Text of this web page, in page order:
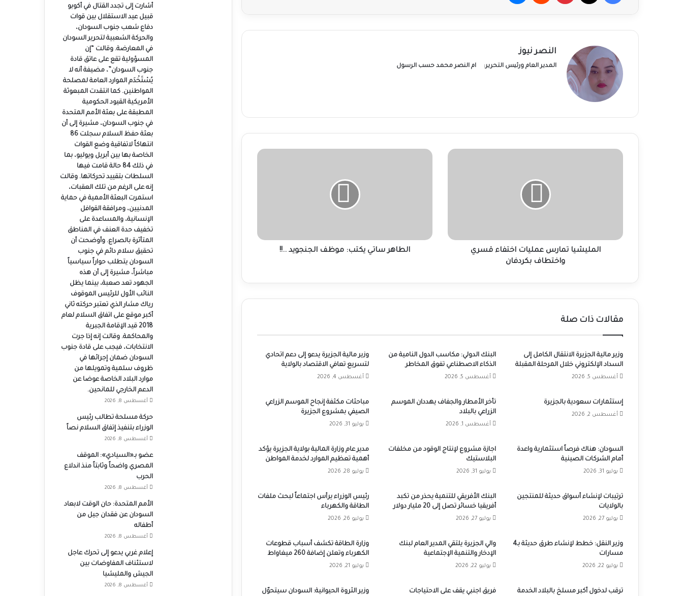
النصر نيوز
المدير العام ورئيس التحرير: ام النصر محمد حسب الرسول
المليشيا
المليشيا تمارس عمليات اختفاء قسري
واختطاف بكردفان
الطاهر
الطاهر ساتي يكتب: موظف الجنجويد ..!!
مقالات ذات صلة
وزير مالية الجزيرة الانتقال الكامل إلى
السداد الإلكتروني خلال المرحلة المقبلة
أغسطس 5, 2026
البنك الدولي: مكاسب الدول النامية من
الذكاء الاصطناعي تفوق المخاطر
أغسطس 5, 2026
وزير مالية الجزيرة يدعو إلى دعم اتحادي
لتسريع تعافي الاقتصاد بالولاية
أغسطس 4, 2026
إستثمارات سعودية بالجزيرة
أغسطس 2, 2026
تأخر الأمطار والجفاف يهددان الموسم
الزراعي بالبلاد
أغسطس 1, 2026
مباحثات مكثفة إنجاح الموسم الزراعي
الصيفي بمشروع الجزيرة
يوليو 31, 2026
السودان: هناك فرصاً استثمارية واعدة
أمام الشركات الصينية
يوليو 31, 2026
اجازة مشروع لإنتاج الوقود من مخلفات
البلاستيك
يوليو 31, 2026
مدير عام وزارة المالية بولاية الجزيرة يؤكد
أهمية تعظيم الموارد لخدمة المواطن
يوليو 28, 2026
ترتيبات لإنشاء أسواق حديثة للمنتجين
بالولايات
يوليو 27, 2026
البنك الأفريقي للتنمية يحذر من تكبد
أفريقيا خسائر تصل إلى 20 مليار دولار
يوليو 27, 2026
رئيس الوزراء يرأس اجتماعاً لبحث ملفات
الطاقة والكهرباء
يوليو 26, 2026
وزير النقل: خطط لإنشاء طرق حديثة بـ4
مسارات
يوليو 22, 2026
والي الجزيرة يلتقي المدير العام لبنك
الإدخار والتنمية الإجتماعية
يوليو 22, 2026
وزارة الطاقة تكشف أسباب قطوعات
الكهرباء وتعلن إضافة 260 ميغاواط
يوليو 21, 2026
ترقب لدخول أكبر مسلخ بالبلاد الخدمة
فريق اجنبي يقف على الاحتياجات
وزير الثروة الحيوانية: السودان سيتحوّل
أشارت إلى تجدد القتال في أكوبو
قبيل عيد الاستقلال بين قوات
دفاع شعب جنوب السودان،
والحركة الشعبية لتحرير السودان
في المعارضة. وقالت “إن
المسؤولية تقع على عاتق قادة
جنوب السودان”، مضيفة أنه لا
يُسْتَخْدَم الموارد العامة لمصلحة
المواطنين. كما انتقدت المبعوثة
الأمريكية القيود الحكومية
المطبقة على بعثة الأمم المتحدة
في جنوب السودان، مشيرة إلى أن
بعثة حفظ السلام سجلت 86
انتهاكاً لاتفاقية وضع القوات
الخاصة بها بين أبريل ويوليو، بما
في ذلك 84 حالة قامت فيها
السلطات بتقييد تحركاتها. وقالت
إنه على الرغم من تلك العقبات،
استمرت البعثة الأممية في حماية
المدنيين، ومرافقة القوافل
الإنسانية، والمساعدة على
تخفيف حدة العنف في المناطق
المتأثرة بالصراع. وأوضحت أن
تحقيق سلام دائم في جنوب
السودان يتطلب حواراً سياسياً
مباشراً، مشيرة إلى أن هذه
الجهود تعد صعبة، بينما يظل
النائب الأول للرئيس الموقوف
رياك مشار الذي تعتبر حركته ثاني
أكبر موقع على اتفاق السلام لعام
2018 قيد الإقامة الجبرية
والمحاكمة. وقالت إنه إذا جرت
الانتخابات، فيجب على قادة جنوب
السودان ضمان إجرائها في
ظروف سلمية وتمويلها من
موارد البلاد الخاصة عوضا عن
الدعم الخارجي للمانحين.
أغسطس 8, 2026
حركة مسلحة تطالب رئيس
الوزراء بتنفيذ إتفاق السلام نصاً
أغسطس 8, 2026
عضو بـ«السيادي»: الموقف
المصري واضحاً وثابتاً منذ اندلاع
الحرب
أغسطس 8, 2026
الأمم المتحدة: حان الوقت لابعاد
السودان عن فقدان جيل من
أطفاله
أغسطس 8, 2026
إعلام غربي يدعو إلى تحرك عاجل
لاستئناف المفاوضات بين
الجيش والمليشيا
أغسطس 8, 2026